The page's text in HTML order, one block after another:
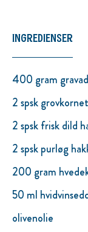
INGREDIENSER
400 gram
2 spsk
2 spsk frisk dild
2 spsk purløg
200 gram
50 ml
olivenolie